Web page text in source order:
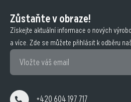
Zůstaňte v obraze!
Získejte aktuální informace o nových
a více. Zde se můžete přihlásit k odběru
+420 604 197 717